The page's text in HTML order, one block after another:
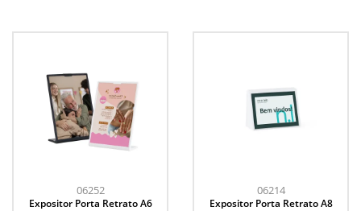
06252
Expositor Porta Retrato A6
06214
Expositor Porta Retrato A8